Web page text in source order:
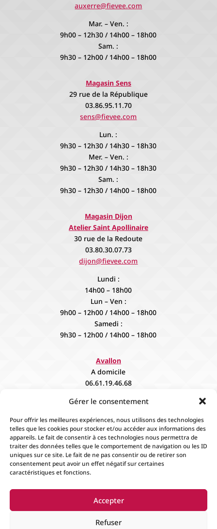
Gérer le consentement
Pour offrir les meilleures expériences, nous utilisons des technologies
telles que les cookies pour stocker et/ou accéder aux informations des
appareils. Le fait de consentir à ces technologies nous permettra de
traiter des données telles que le comportement de navigation ou les ID
uniques sur ce site. Le fait de ne pas consentir ou de retirer son
consentement peut avoir un effet négatif sur certaines
caractéristiques et fonctions.
Accepter
Refuser
auxerre@fievee.com
Mar. – Ven. :
9h00 – 12h30 / 14h00 – 18h00
Sam. :
9h30 – 12h00 / 14h00 – 18h00
Magasin Sens
29 rue de la République
03.86.95.11.70
sens@fievee.com
Lun. :
9h30 – 12h30 / 14h30 – 18h30
Mer. – Ven. :
9h30 – 12h30 / 14h30 – 18h30
Sam. :
9h30 – 12h30 / 14h00 – 18h00
Magasin Dijon
Atelier Saint Apollinaire
30 rue de la Redoute
03.80.30.07.73
dijon@fievee.com
Lundi :
14h00 – 18h00
Lun – Ven :
9h00 – 12h00 / 14h00 – 18h00
Samedi :
9h30 – 12h00 / 14h00 – 18h00
Avallon
A domicile
06.61.19.46.68
Sur rendez vous
Accueil Contact Boutique
Événements
Mentions Légales
Conditions générales de
ventes